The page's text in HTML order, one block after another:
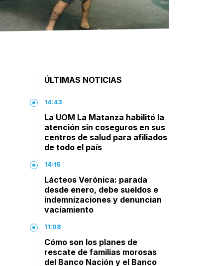
ÚLTIMAS NOTICIAS
14:43
La UOM La Matanza habilitó la
atención sin coseguros en sus
centros de salud para afiliados
de todo el país
14:15
Lácteos Verónica: parada
desde enero, debe sueldos e
indemnizaciones y denuncian
vaciamiento
11:08
Cómo son los planes de
rescate de familias morosas
del Banco Nación y el Banco